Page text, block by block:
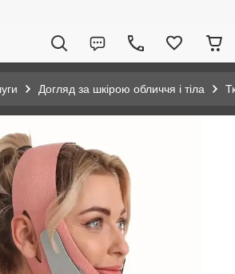
Догляд за шкірою обличчя і тіла